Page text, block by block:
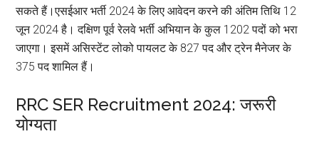
सकते हैं।एसईआर भर्ती 2024 के लिए आवेदन करने की अंतिम तिथि 12
जून 2024 है। दक्षिण पूर्व रेलवे भर्ती अभियान के कुल 1202 पदों को भरा
जाएगा। इसमें असिस्टेंट लोको पायलट के 827 पद और ट्रेन मैनेजर के
375 पद शामिल हैं।
RRC SER Recruitment 2024: जरूरी
योग्यता